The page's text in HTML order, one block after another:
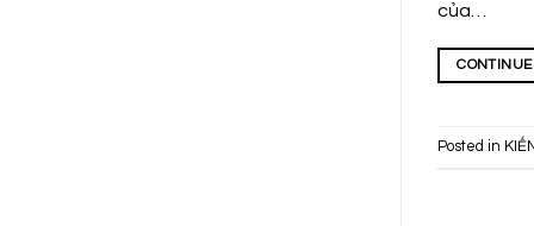
của…
Posted in